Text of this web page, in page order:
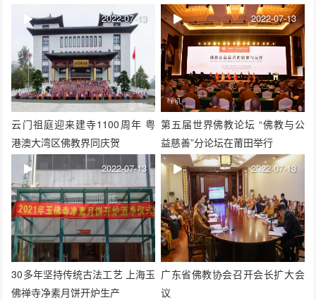
云门祖庭迎来建寺1100周年 粤
港澳大湾区佛教界同庆贺
2022-07-13
第五届世界佛教论坛 “佛教与公
益慈善”分论坛在莆田举行
2022-07-13
30多年坚持传统古法工艺 上海玉
佛禅寺净素月饼开炉生产
2022-07-13
广东省佛教协会召开会长扩大会
议
2022-07-13